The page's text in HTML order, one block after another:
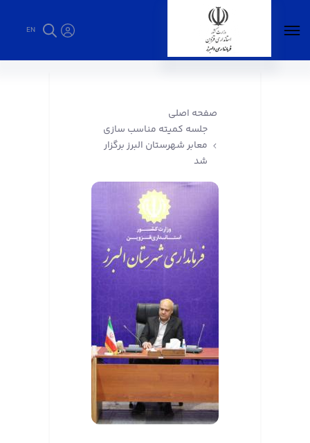
EN
صفحه اصلی
جلسه کمیته مناسب سازی
معابر شهرستان البرز برگزار
شد